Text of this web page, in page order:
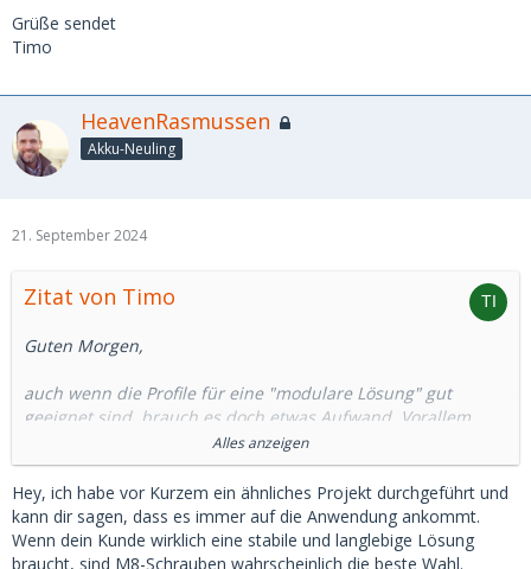
Grüße sendet
Timo
HeavenRasmussen
Akku-Neuling
21. September 2024
Zitat von Timo
Guten Morgen,
auch wenn die Profile für eine "modulare Lösung" gut
geeignet sind, brauch es doch etwas Aufwand. Vorallem
wenn man nicht mal schnell an den Maßen korrigieren kann
und es für den Kunden out-of-the-box funktionieren muss.
Eine ordentliche Kraft beim Zusammenspannen bekommt
man nur wenn man mit Schrauben arbeitet (die erwähnten
M8). Man kann das Ganze auch durch einfache
Winkelverbinder machen, aber das ist nicht so stabil.
Alles anzeigen
Hey, ich habe vor Kurzem ein ähnliches Projekt durchgeführt und
kann dir sagen, dass es immer auf die Anwendung ankommt.
Wenn dein Kunde wirklich eine stabile und langlebige Lösung
braucht, sind M8-Schrauben wahrscheinlich die beste Wahl.